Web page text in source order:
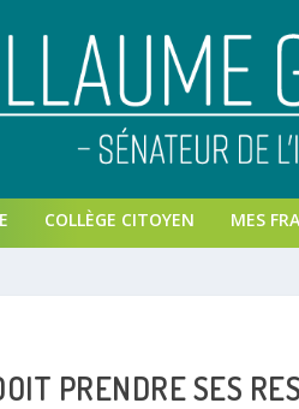
COLLÈGE CITOYEN MES
PRENDRE SES